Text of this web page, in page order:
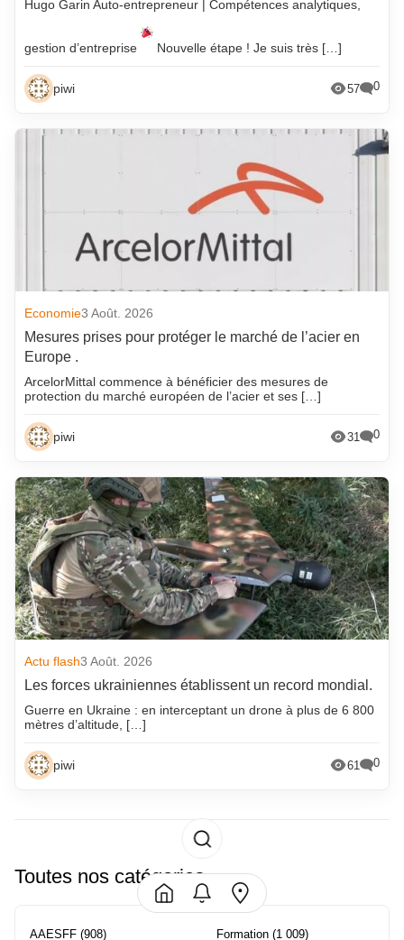
Hugo Garin Auto-entrepreneur | Compétences analytiques,
gestion d’entreprise Nouvelle étape ! Je suis très […]
piwi 57 0
Economie3 Août. 2026
Mesures prises pour protéger le marché de l’acier en
Europe .
ArcelorMittal commence à bénéficier des mesures de
protection du marché européen de l’acier et ses […]
piwi 31 0
Actu flash3 Août. 2026
Les forces ukrainiennes établissent un record mondial.
Guerre en Ukraine : en interceptant un drone à plus de 6 800
mètres d’altitude, […]
piwi 61 0
Toutes nos catégories
AAESFF (908) Formation (1 009)